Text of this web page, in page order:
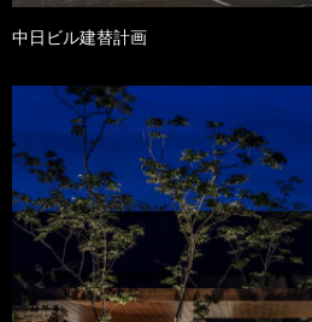
中日ビル建替計画